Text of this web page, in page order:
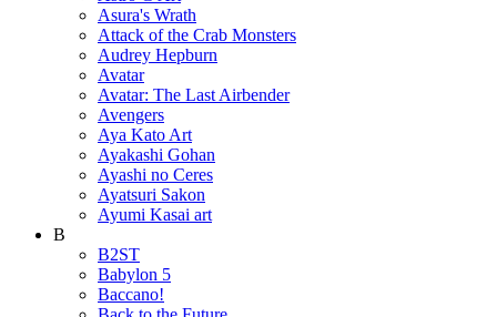
Asura's Wrath
Attack of the Crab Monsters
Audrey Hepburn
Avatar
Avatar: The Last Airbender
Avengers
Aya Kato Art
Ayakashi Gohan
Ayashi no Ceres
Ayatsuri Sakon
Ayumi Kasai art
B
B2ST
Babylon 5
Baccano!